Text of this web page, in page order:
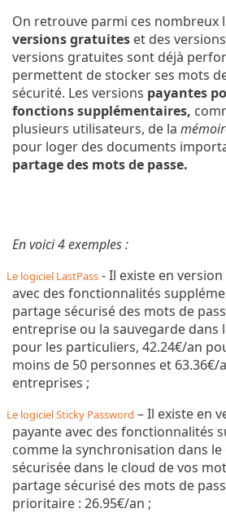
On retrouve parmi ces nombreux
versions gratuites et des versions
versions gratuites sont déjà
permettent de stocker ses mots
sécurité. Les versions payantes
fonctions supplémentaires,
plusieurs utilisateurs, de la
pour loger des documents
partage des mots de passe.
En voici 4 exemples :
Le logiciel LastPass - Il existe en
avec des fonctionnalités
partage sécurisé des mots de
entreprise ou la sauvegarde dans
pour les particuliers, 42.24€/an
moins de 50 personnes et
entreprises ;
Le logiciel Sticky Password – Il existe en
payante avec des fonctionnalités
comme la synchronisation dans
sécurisée dans le cloud de vos
partage sécurisé des mots de
prioritaire : 26.95€/an ;